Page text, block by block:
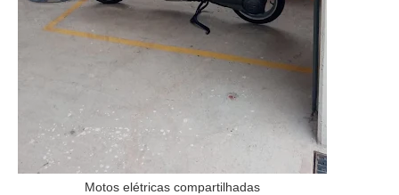
Motos elétricas compartilhadas